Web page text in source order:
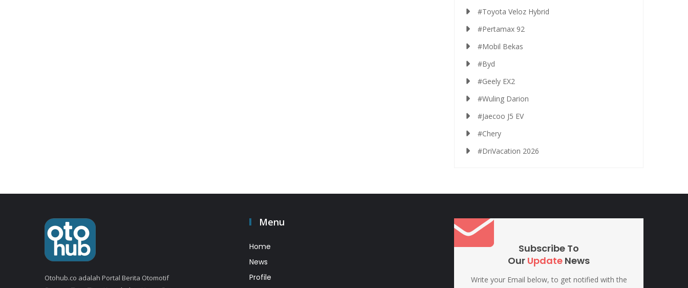
#Toyota Veloz Hybrid
#Pertamax 92
#Mobil Bekas
#Byd
#Geely EX2
#Wuling Darion
#Jaecoo J5 EV
#Chery
#DriVacation 2026
Otohub.co adalah Portal Berita Otomotif
Menu
Home
News
Profile
Subscribe To
Our Update News
Write your Email below, to get notified with the